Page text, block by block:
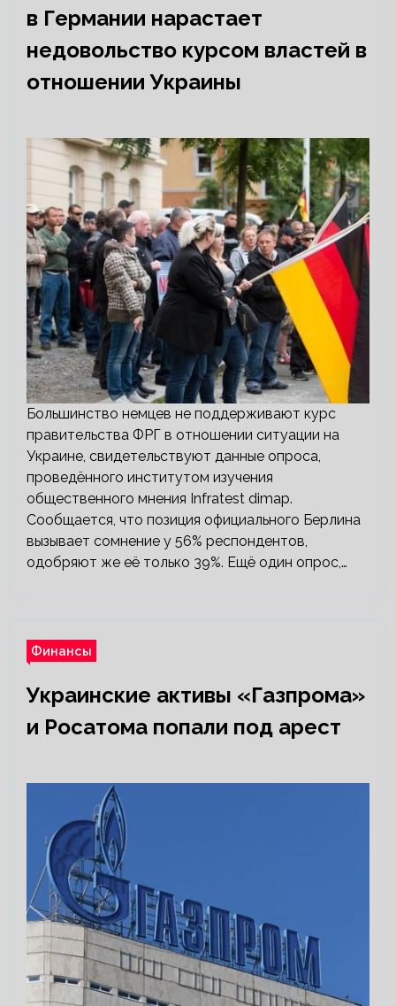
в Германии нарастает
недовольство курсом властей в
отношении Украины
Большинство немцев не поддерживают курс
правительства ФРГ в отношении ситуации на
Украине, свидетельствуют данные опроса,
проведённого институтом изучения
общественного мнения Infratest dimap.
Сообщается, что позиция официального Берлина
вызывает сомнение у 56% респондентов,
одобряют же её только 39%. Ещё один опрос,…
Финансы
Украинские активы «Газпрома»
и Росатома попали под арест